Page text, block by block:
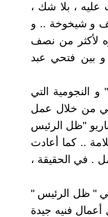
عليه ، بلا شك ،
و شيخوخة .. و
لأكثر من نصف
و بين فتحي عبد
النجومية التي
من خلال عمل
"ظل الرئيس
.. كما أعادت
. في الحقيقة ،
" ظل الرئيس "
فنيه جيدة